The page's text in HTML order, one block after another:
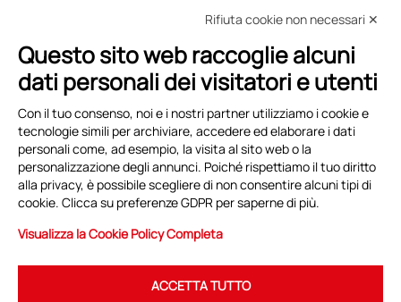
iniziative
viaggio tra i distretti
education
Eventi e News
copertina
archivio eventi
Rifiuta cookie non necessari ✕
Questo sito web raccoglie alcuni
dati personali dei visitatori e utenti
Con il tuo consenso, noi e i nostri partner utilizziamo i cookie e
tecnologie simili per archiviare, accedere ed elaborare i dati
personali come, ad esempio, la visita al sito web o la
personalizzazione degli annunci. Poiché rispettiamo il tuo diritto
alla privacy, è possibile scegliere di non consentire alcuni tipi di
cookie. Clicca su preferenze GDPR per saperne di più.
Visualizza la Cookie Policy Completa
ACCETTA TUTTO